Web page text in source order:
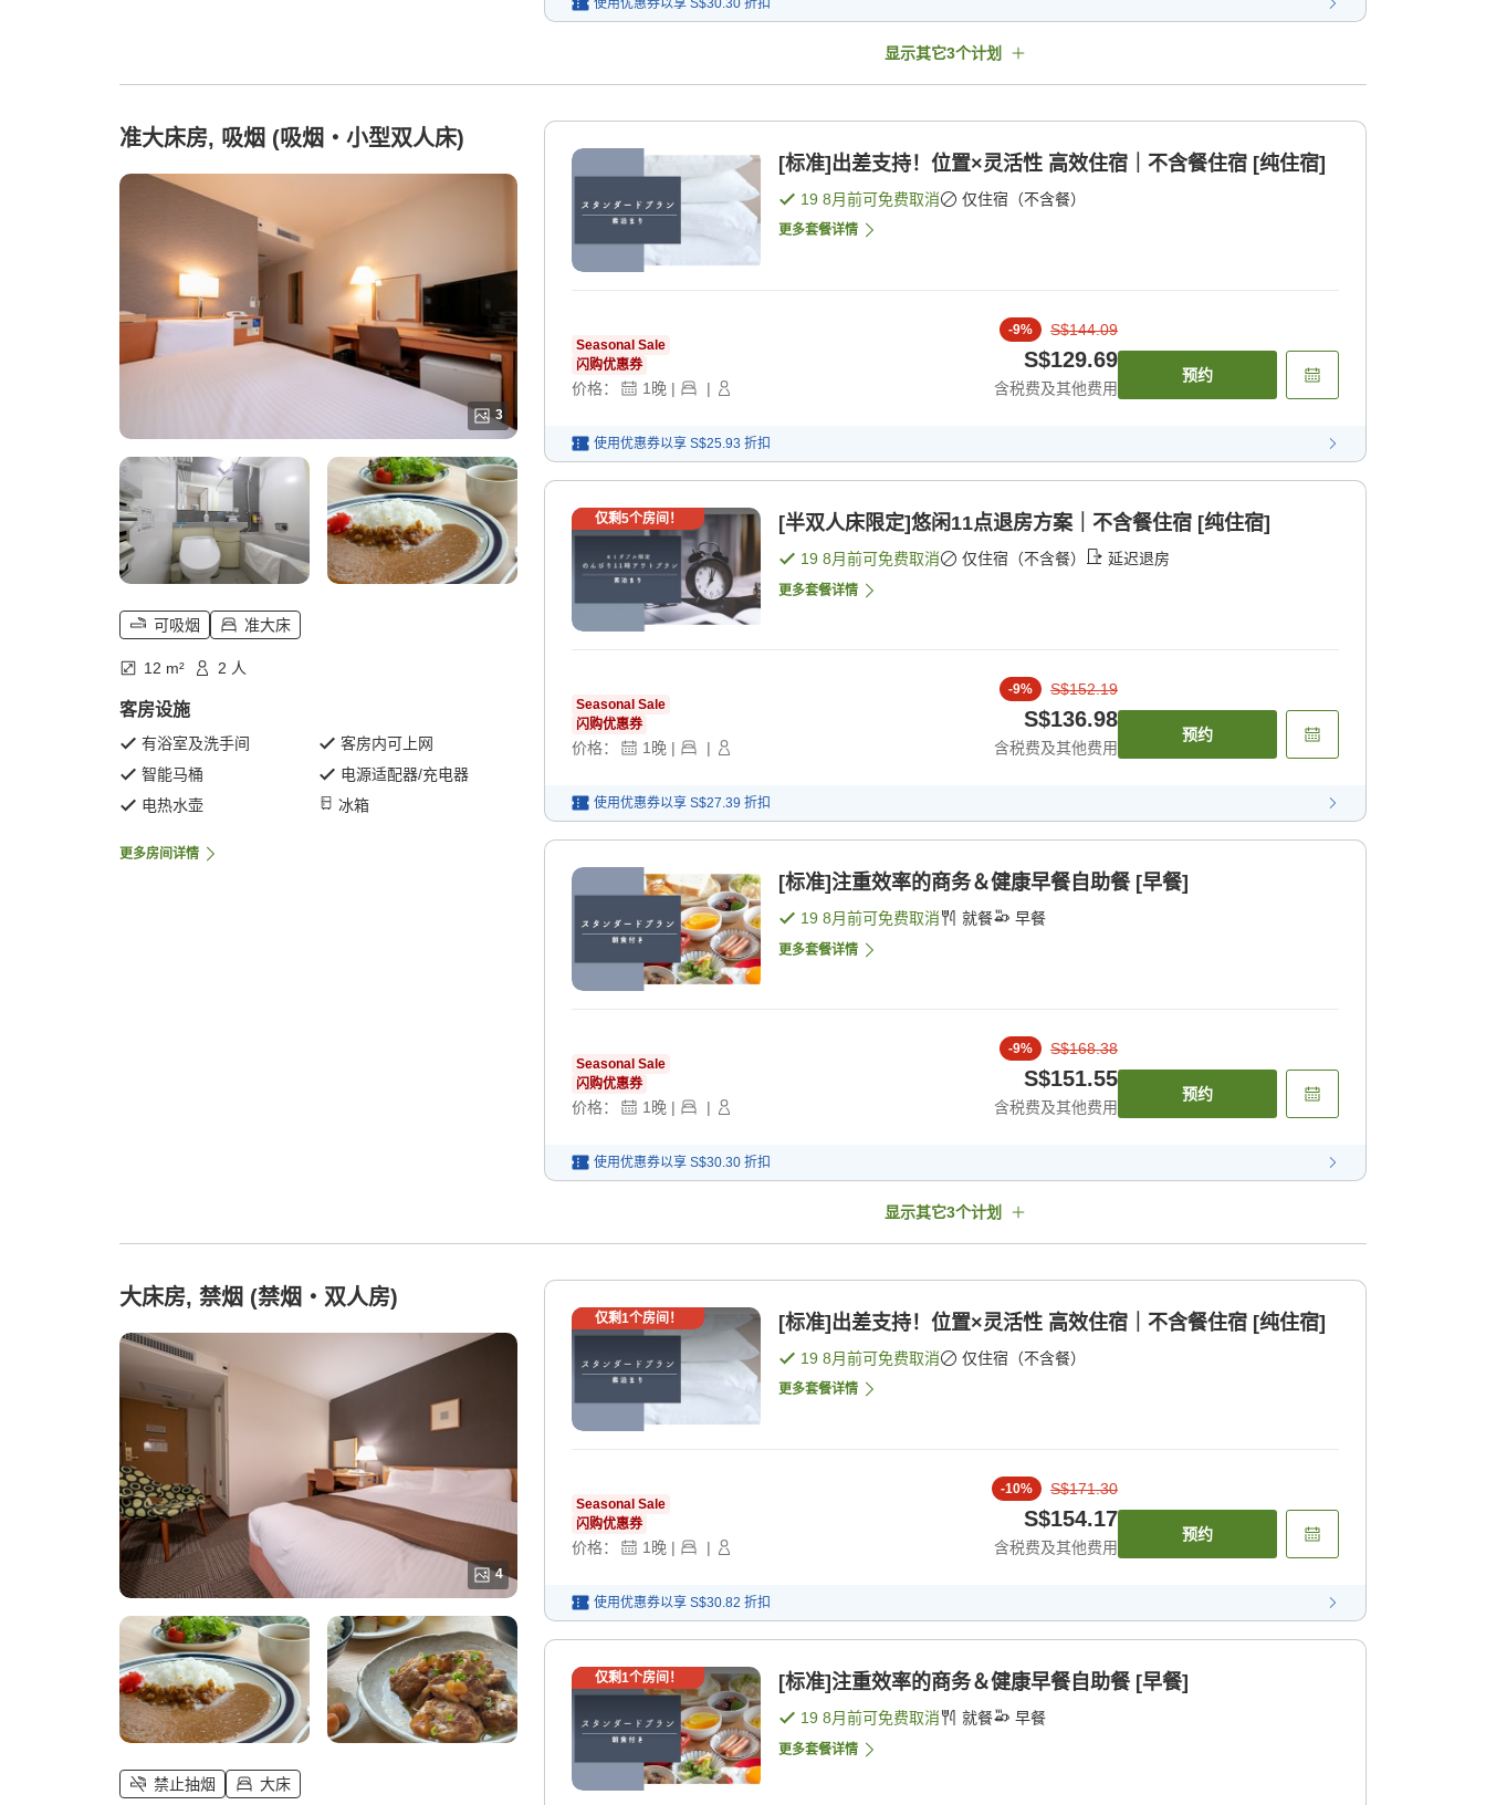
使用优惠券以享 S$30.30 折扣
显示其它3个计划
准大床房, 吸烟 (吸烟・小型双人床)
3
可吸烟 准大床
12 m² 2 人
客房设施
有浴室及洗手间
客房内可上网
智能马桶
电源适配器/充电器
电热水壶
冰箱
更多房间详情
[标准]出差支持！位置×灵活性 高效住宿｜不含餐住宿 [纯住宿]
19 8月前可免费取消 仅住宿（不含餐）
更多套餐详情
Seasonal Sale
闪购优惠券
价格： 1晚 | |
-9% S$144.09
S$129.69
含税费及其他费用
预约
使用优惠券以享 S$25.93 折扣
仅剩5个房间！ [半双人床限定]悠闲11点退房方案｜不含餐住宿 [纯住宿]
19 8月前可免费取消 仅住宿（不含餐） 延迟退房
更多套餐详情
Seasonal Sale
闪购优惠券
价格： 1晚 | |
-9% S$152.19
S$136.98
含税费及其他费用
预约
使用优惠券以享 S$27.39 折扣
[标准]注重效率的商务＆健康早餐自助餐 [早餐]
19 8月前可免费取消 就餐 早餐
更多套餐详情
Seasonal Sale
闪购优惠券
价格： 1晚 | |
-9% S$168.38
S$151.55
含税费及其他费用
预约
使用优惠券以享 S$30.30 折扣
显示其它3个计划
大床房, 禁烟 (禁烟・双人房)
4
禁止抽烟 大床
仅剩1个房间！ [标准]出差支持！位置×灵活性 高效住宿｜不含餐住宿 [纯住宿]
19 8月前可免费取消 仅住宿（不含餐）
更多套餐详情
Seasonal Sale
闪购优惠券
价格： 1晚 | |
-10% S$171.30
S$154.17
含税费及其他费用
预约
使用优惠券以享 S$30.82 折扣
仅剩1个房间！ [标准]注重效率的商务＆健康早餐自助餐 [早餐]
19 8月前可免费取消 就餐 早餐
更多套餐详情